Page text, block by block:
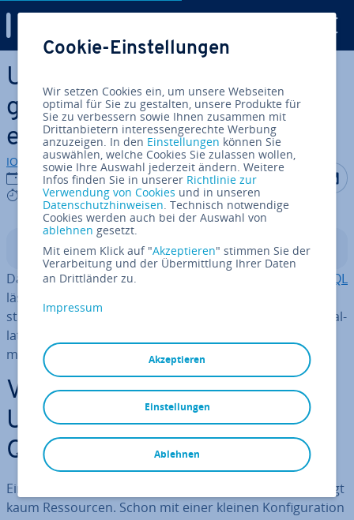
Zum Haupt­in­halt springen
Ubuntu 20.04: „install post­
gres­ql“ – Schritt für Schritt
erklärt
IONOS Redaktion
10.03.2023
3 mins
Auf Auf
In­halts­ver­zeich­nis
Das Datenbank-Ma­nage­ment-System
Post­greS­QL
lässt sich mit wenigen Befehlen unter
stal­lie­ren. Erfahren Sie, welche Schritte Sie von der In­stal­
la­ti­on bis zum Anlegen einer Datenbank nehmen
müssen.
Vor­aus­set­zun­gen für einen
Ubuntu-Server mit Post­greS­
QL
Ein einfacher Datenbank-Server mit Post­greS­QL benötigt
kaum Res­sour­cen. Schon mit einer kleinen Kon­fi­gu­ra­ti­on
Cookie-Einstellungen
Wir setzen Cookies ein, um unsere Webseiten
optimal für Sie zu gestalten, unsere Produkte für
Sie zu verbessern sowie Ihnen zusammen mit
Drittanbietern interessengerechte Werbung
anzuzeigen. In den Einstellungen können Sie
auswählen, welche Cookies Sie zulassen wollen,
sowie Ihre Auswahl jederzeit ändern. Weitere
Infos finden Sie in unserer Richtlinie zur
Verwendung von Cookies und in unseren
Datenschutzhinweisen. Technisch notwendige
Cookies werden auch bei der Auswahl von
ablehnen gesetzt.
Mit einem Klick auf "Akzeptieren" stimmen Sie der
Verarbeitung und der Übermittlung Ihrer Daten
an Drittländer zu.
Impressum
Akzeptieren
Ablehnen
Einstellungen